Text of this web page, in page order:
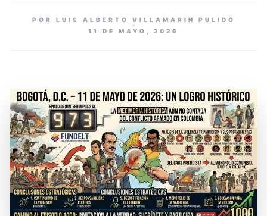
POR LUIS ALBERTO VILLAMARIN PULIDO
11 DE MAYO, 2026